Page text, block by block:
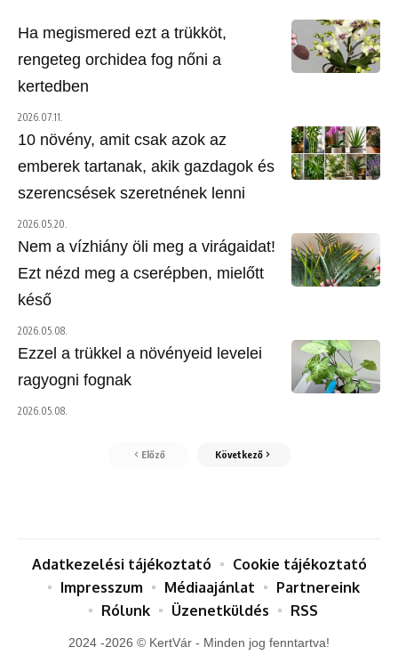
Ha megismered ezt a trükköt,
rengeteg orchidea fog nőni a
kertedben
2026.07.11.
10 növény, amit csak azok az
emberek tartanak, akik gazdagok és
szerencsések szeretnének lenni
2026.05.20.
Nem a vízhiány öli meg a virágaidat!
Ezt nézd meg a cserépben, mielőtt
késő
2026.05.08.
Ezzel a trükkel a növényeid levelei
ragyogni fognak
2026.05.08.
Előző Következő
2024 -2026 © KertVár - Minden jog fenntartva!
Adatkezelési tájékoztató
Cookie tájékoztató
Impresszum
Médiaajánlat
Partnereink
Rólunk
Üzenetküldés RSS